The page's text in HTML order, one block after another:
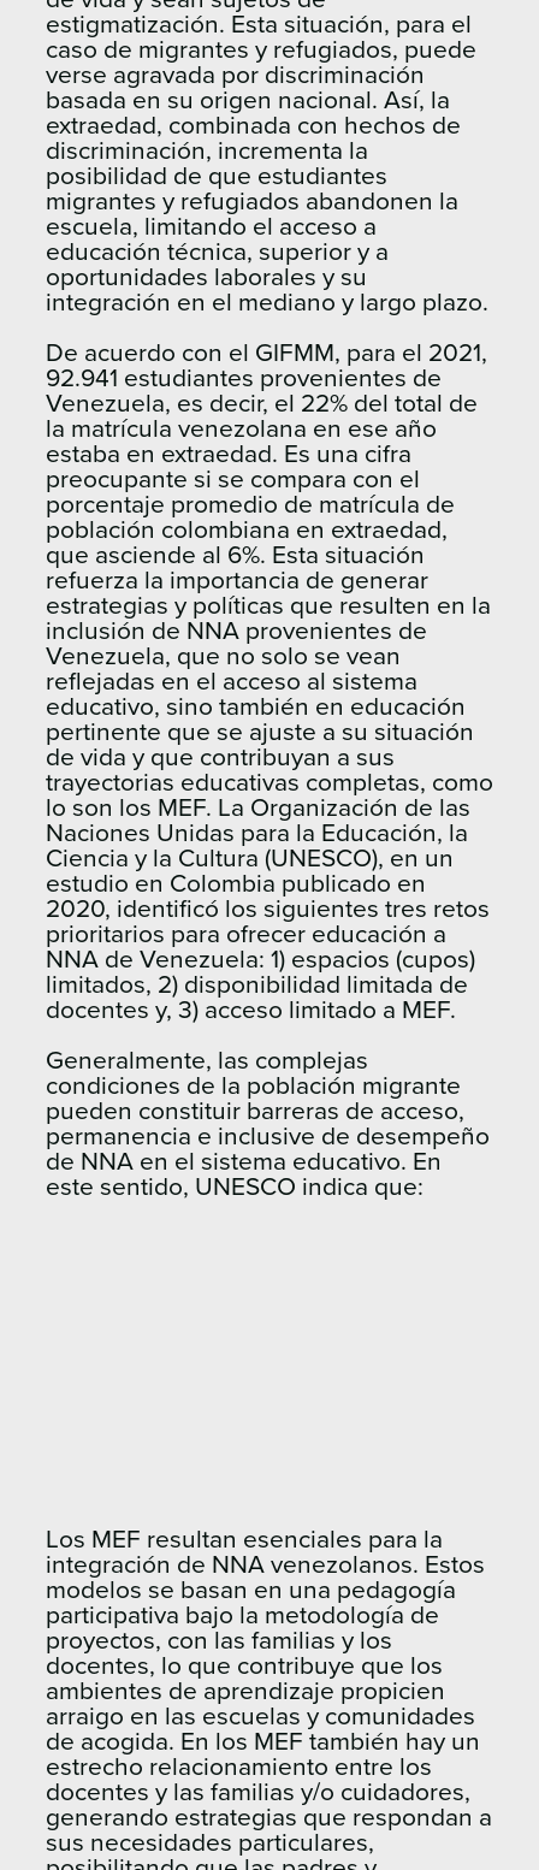
estigmatización. Esta situación, para el
caso de migrantes y refugiados, puede
verse agravada por discriminación
basada en su origen nacional. Así, la
extraedad, combinada con hechos de
discriminación, incrementa la
posibilidad de que estudiantes
migrantes y refugiados abandonen la
escuela, limitando el acceso a
educación técnica, superior y a
oportunidades laborales y su
integración en el mediano y largo plazo.
De acuerdo con el GIFMM, para el 2021,
92.941 estudiantes provenientes de
Venezuela, es decir, el 22% del total de
la matrícula venezolana en ese año
estaba en extraedad. Es una cifra
preocupante si se compara con el
porcentaje promedio de matrícula de
población colombiana en extraedad,
que asciende al 6%. Esta situación
refuerza la importancia de generar
estrategias y políticas que resulten en la
inclusión de NNA provenientes de
Venezuela, que no solo se vean
reflejadas en el acceso al sistema
educativo, sino también en educación
pertinente que se ajuste a su situación
de vida y que contribuyan a sus
trayectorias educativas completas, como
lo son los MEF. La Organización de las
Naciones Unidas para la Educación, la
Ciencia y la Cultura (UNESCO), en un
estudio en Colombia publicado en
2020, identificó los siguientes tres retos
prioritarios para ofrecer educación a
NNA de Venezuela: 1) espacios (cupos)
limitados, 2) disponibilidad limitada de
docentes y, 3) acceso limitado a MEF.
Generalmente, las complejas
condiciones de la población migrante
pueden constituir barreras de acceso,
permanencia e inclusive de desempeño
de NNA en el sistema educativo. En
este sentido, UNESCO indica que:
Los MEF resultan esenciales para la
integración de NNA venezolanos. Estos
modelos se basan en una pedagogía
participativa bajo la metodología de
proyectos, con las familias y los
docentes, lo que contribuye que los
ambientes de aprendizaje propicien
arraigo en las escuelas y comunidades
de acogida. En los MEF también hay un
estrecho relacionamiento entre los
docentes y las familias y/o cuidadores,
generando estrategias que respondan a
sus necesidades particulares,